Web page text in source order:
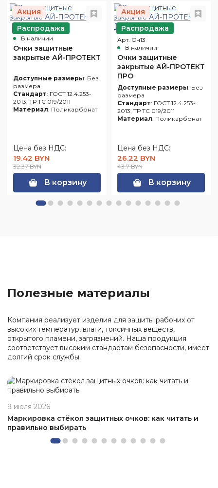
Акция
Распродажа
Арт. Оч10
В наличии
Очки защитные
закрытые АЙ-ПРОТЕКТ
Доступные размеры: Без
размера
Стандарт: ГОСТ 12.4.253-
2013, ТР ТС 019/2011
Материал: Поликарбонат
Цена без НДС:
19.42 BYN
32.37 BYN
В корзину
Акция
Распродажа
Арт. Оч13
В наличии
Очки защитные
закрытые АЙ-ПРОТЕКТ
ПРО
Доступные размеры: Без
размера
Стандарт: ГОСТ 12.4.253-
2013, ТР ТС 019/2011
Материал: Поликарбонат
Цена без НДС:
26.22 BYN
43.7 BYN
В корзину
Полезные материалы
Компания реализует изделия для защиты рабочих от
высоких температур, влаги, токсичных веществ,
открытого пламени, загрязнений. Наша продукция
соответствует высоким стандартам безопасности, имеет
долгий срок службы.
9 июля 2026
Маркировка стёкол защитных очков: как читать и
правильно выбирать